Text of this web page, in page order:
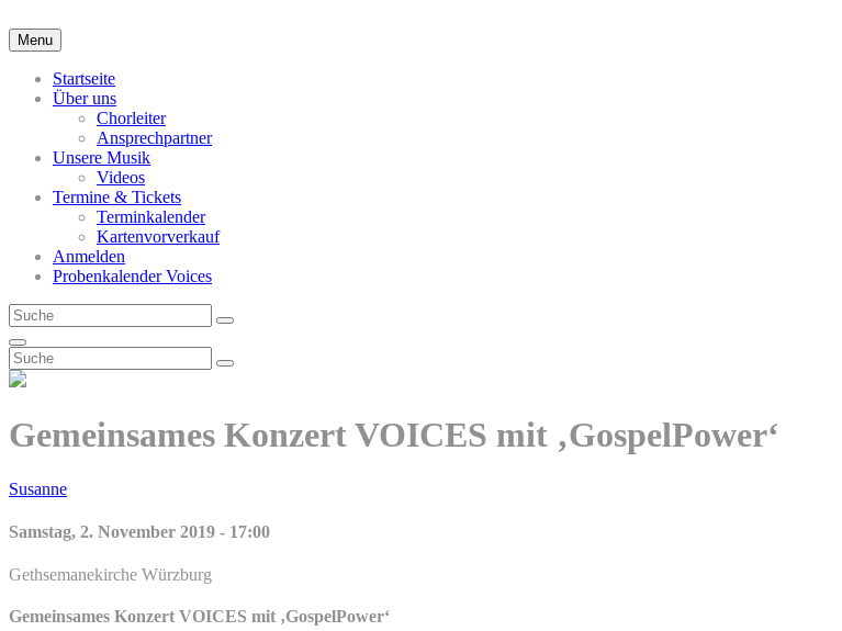
to
content
Menu
Startseite
Über uns
Chorleiter
Ansprechpartner
Unsere Musik
Videos
Termine & Tickets
Terminkalender
Kartenvorverkauf
Anmelden
Probenkalender Voices
Search
for:
Search
Search
Search
for:
Search
Gemeinsames Konzert VOICES mit ‚GospelPower‘
Posted-
By
Byline
Susanne
Samstag, 2. November 2019 - 17:00
Gethsemanekirche Würzburg
Gemeinsames Konzert VOICES mit ‚GospelPower‘